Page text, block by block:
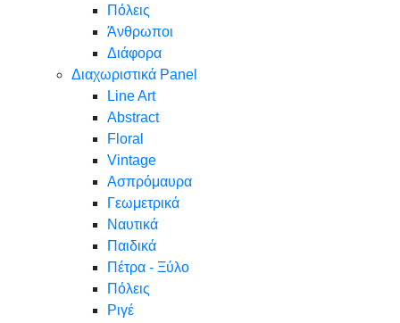
Πόλεις
Άνθρωποι
Διάφορα
Διαχωριστικά Panel
Line Art
Abstract
Floral
Vintage
Ασπρόμαυρα
Γεωμετρικά
Ναυτικά
Παιδικά
Πέτρα - Ξύλο
Πόλεις
Ριγέ